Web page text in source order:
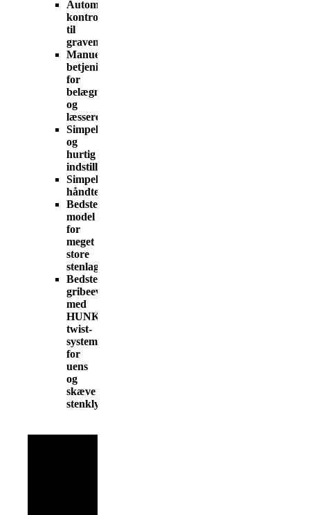
Automatisk
kontrolsystem
til
gravemaskiner
Manuel
betjening
for
belægningsmaskiner
og
læssere
Simpel
og
hurtig
indstilling
Simpel
håndtering
Bedste
model
for
meget
store
stenlag
Bedste
gribeevne
med
HUNKLINGER
twist-
system
for
uens
og
skæve
stenklynger